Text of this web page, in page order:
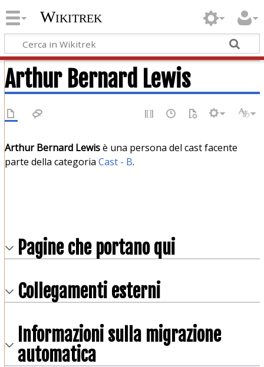
Wikitrek
Arthur Bernard Lewis
Arthur Bernard Lewisè una persona del cast facente
parte della categoria Cast - B.
Pagine che portano qui
Collegamenti esterni
Informazioni sulla migrazione
automatica